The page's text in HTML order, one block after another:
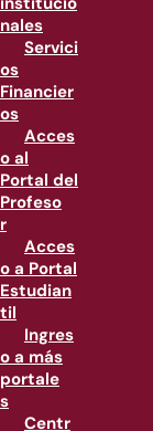
nales
Servici
os
Financier
os
Acces
o al
Portal del
Profeso
r
Acces
o a Portal
Estudian
til
Ingres
o a más
portale
s
Centr